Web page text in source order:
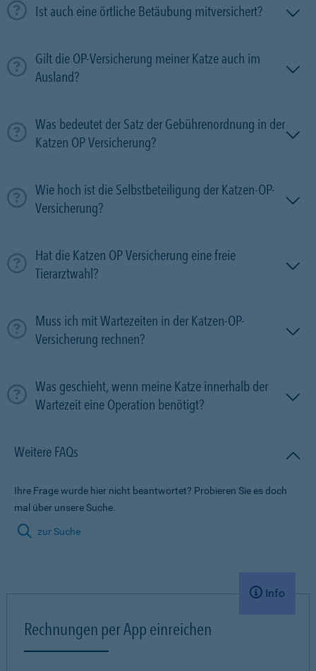
Ist auch eine örtliche Betäubung mitversichert?
Gilt die OP-Versicherung meiner Katze auch im
Ausland?
Was bedeutet der Satz der Gebührenordnung in der
Katzen OP Versicherung?
Wie hoch ist die Selbstbeteiligung der Katzen-OP-
Versicherung?
Hat die Katzen OP Versicherung eine freie
Tierarztwahl?
Muss ich mit Wartezeiten in der Katzen-OP-
Versicherung rechnen?
Was geschieht, wenn meine Katze innerhalb der
Wartezeit eine Operation benötigt?
Weitere FAQs
Ihre Frage wurde hier nicht beantwortet? Probieren Sie es doch
mal über unsere Suche.
zur Suche
Info
Rechnungen per App einreichen